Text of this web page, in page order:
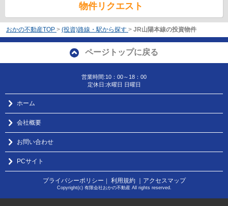
物件リクエスト
おかの不動産TOP > (投資)路線・駅から探す > JR山陽本線の投資物件
ページトップに戻る
営業時間:10：00～18：00
定休日:水曜日 日曜日
ホーム
会社概要
お問い合わせ
PCサイト
プライバシーポリシー ｜ 利用規約 ｜アクセスマップ
Copyright(c) 有限会社おかの不動産 All rights reserved.